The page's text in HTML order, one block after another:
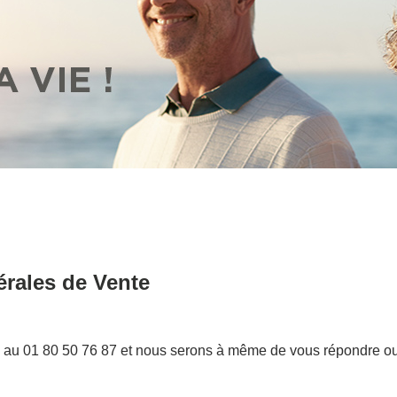
de Vente
01 80 50 76 87 et nous serons à même de vous répondre